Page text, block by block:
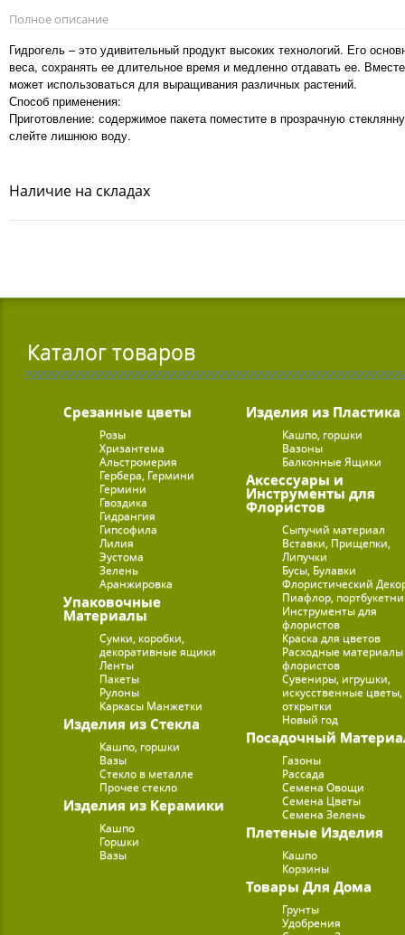
Полное описание
Гидрогель – это удивительный продукт высоких технологий. Его
веса, сохранять ее длительное время и медленно отдавать ее.
может использоваться для выращивания различных растений.
Способ применения:
Приготовление: содержимое пакета поместите в прозрачную
слейте лишнюю воду.
Наличие на складах
Каталог товаров
Срезанные цветы
Розы
Хризантема
Альстромерия
Гербера, Гермини
Гермини
Гвоздика
Гидрангия
Гипсофила
Лилия
Эустома
Зелень
Аранжировка
Упаковочные
Материалы
Сумки, коробки,
декоративные ящики
Ленты
Пакеты
Рулоны
Каркасы Манжетки
Изделия из Стекла
Кашпо, горшки
Вазы
Стекло в металле
Прочее стекло
Изделия из Керамики
Кашпо
Горшки
Вазы
Изделия из Пластика
Кашпо, горшки
Вазоны
Балконные Ящики
Аксессуары и
Инструменты для
Флористов
Сыпучий материал
Вставки, Прищепки,
Липучки
Бусы, Булавки
Флористический
Пиафлор,
Инструменты для
флористов
Краска для цветов
Расходные
флористов
Сувениры, игрушки,
искусственные цветы,
открытки
Новый год
Посадочный
Газоны
Рассада
Семена Овощи
Семена Цветы
Семена Зелень
Плетеные Изделия
Кашпо
Корзины
Товары Для Дома
Грунты
Удобрения